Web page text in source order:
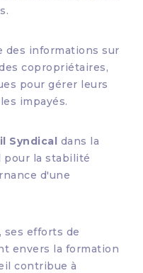
des informations sur
copropriétaires,
pour gérer leurs
impayés.
Syndical dans la
pour la stabilité
d'une
ses efforts de
envers la formation
contribue à